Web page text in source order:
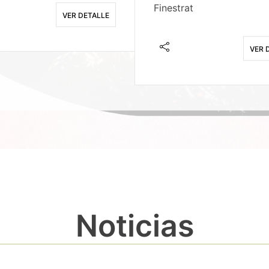
VER DETALLE
Finestrat
VER
Noticias